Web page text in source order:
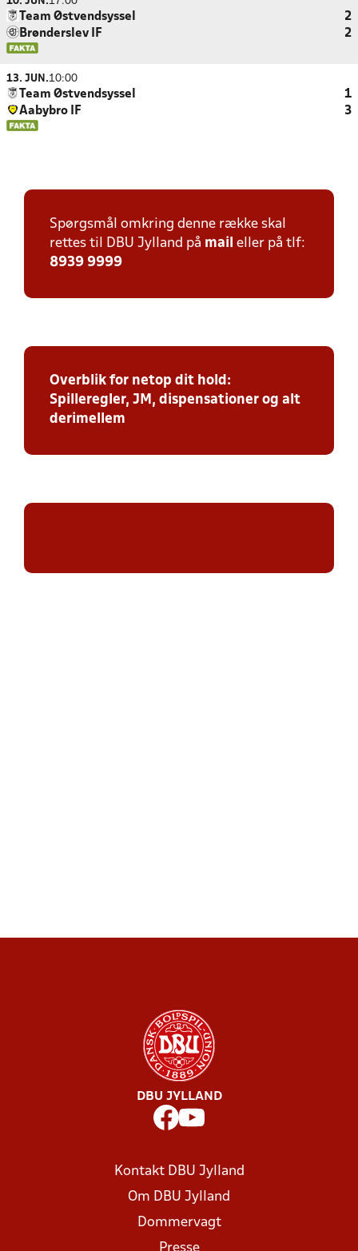
Team Østvendsyssel
2
Brønderslev IF
2
13. JUN.10:00
Team Østvendsyssel
1
Aabybro IF
3
Spørgsmål omkring denne række skal
rettes til DBU Jylland på mail eller på tlf:
8939 9999
Overblik for netop dit hold:
Spilleregler, JM, dispensationer og alt
derimellem
DBU JYLLAND
Kontakt DBU Jylland
Om DBU Jylland
Dommervagt
Presse